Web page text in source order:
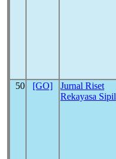
50 [GO]
Jurnal Riset
Rekayasa Sipil